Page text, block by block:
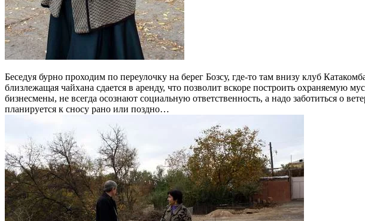
Беседуя бурно проходим по переулочку на берег Бозсу, где-то там внизу клуб
близлежащая чайхана сдается в аренду, что позволит вскоре построить
бизнесмены, не всегда осознают социальную ответственность, а надо заботиться о
планируется к сносу рано или поздно…